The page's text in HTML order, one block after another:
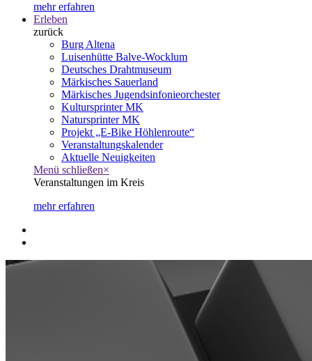
mehr erfahren
Erleben
zurück
Burg Altena
Luisenhütte Balve-Wocklum
Deutsches Drahtmuseum
Märkisches Sauerland
Märkisches Jugendsinfonieorchester
Kultursprinter MK
Natursprinter MK
Projekt „E-Bike Höhlenroute“
Veranstaltungskalender
Aktuelle Neuigkeiten
Menü schließen×
Veranstaltungen im Kreis
mehr erfahren